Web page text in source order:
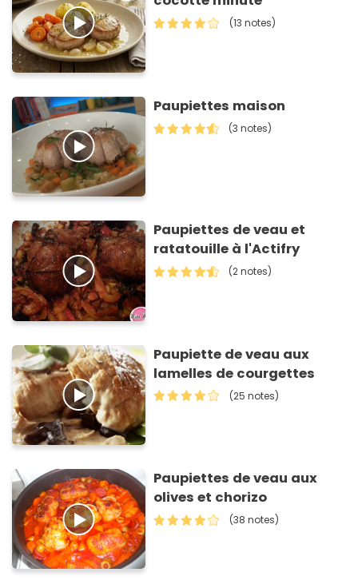
(13 notes)
Paupiettes maison
(3 notes)
Paupiettes de veau et
ratatouille à l'Actifry
(2 notes)
Paupiette de veau aux
lamelles de courgettes
(25 notes)
Paupiettes de veau aux
olives et chorizo
(38 notes)